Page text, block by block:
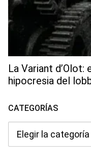
La Variant d’Olot:
hipocresia del
CATEGORÍAS